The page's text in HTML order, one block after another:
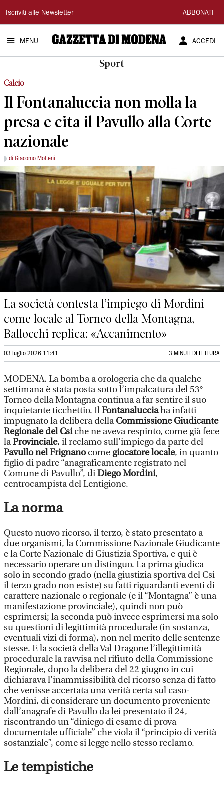
Gazzetta
di
Modena
Iscriviti alle Newsletter ABBONATI
MENU ACCEDI
Sport
Calcio
Il Fontanaluccia non molla la
presa e cita il Pavullo alla Corte
nazionale
di Giacomo Molteni
La società contesta l’impiego di Mordini
come locale al Torneo della Montagna,
Ballocchi replica: «Accanimento»
03 luglio 2026 11:41 3 MINUTI DI LETTURA
MODENA. La bomba a orologeria che da qualche
settimana è stata posta sotto l’impalcatura del 53°
Torneo della Montagna continua a far sentire il suo
inquietante ticchettio. IlFontanalucciaha infatti
impugnato la delibera dellaCommissione Giudicante
Regionale del Csiche ne aveva respinto, come già fece
laProvinciale, il reclamo sull’impiego da parte del
Pavullo nel Frignanocome giocatore locale, in quanto
figlio di padre “anagraficamente registrato nel
Comune di Pavullo”, diDiego Mordini,
centrocampista del Lentigione.
La norma
Questo nuovo ricorso, il terzo, è stato presentato a
due organismi, la Commissione Nazionale Giudicante
e la Corte Nazionale di Giustizia Sportiva, e qui è
necessario operare un distinguo. La prima giudica
solo in secondo grado (nella giustizia sportiva del Csi
il terzo grado non esiste) su fatti riguardanti eventi di
carattere nazionale o regionale (e il “Montagna” è una
manifestazione provinciale), quindi non può
esprimersi; la seconda può invece esprimersi ma solo
su questioni di legittimità procedurale (in sostanza,
eventuali vizi di forma), non nel merito delle sentenze
stesse. E la società della Val Dragone l’illegittimità
procedurale la ravvisa nel rifiuto della Commissione
Regionale, dopo la delibera del 22 giugno in cui
dichiarava l’inammissibilità del ricorso senza di fatto
che venisse accertata una verità certa sul caso-
Mordini, di considerare un documento proveniente
dall’anagrafe di Pavullo da lei presentato il 24,
riscontrando un “diniego di esame di prova
documentale ufficiale” che viola il “principio di verità
sostanziale”, come si legge nello stesso reclamo.
Le tempistiche